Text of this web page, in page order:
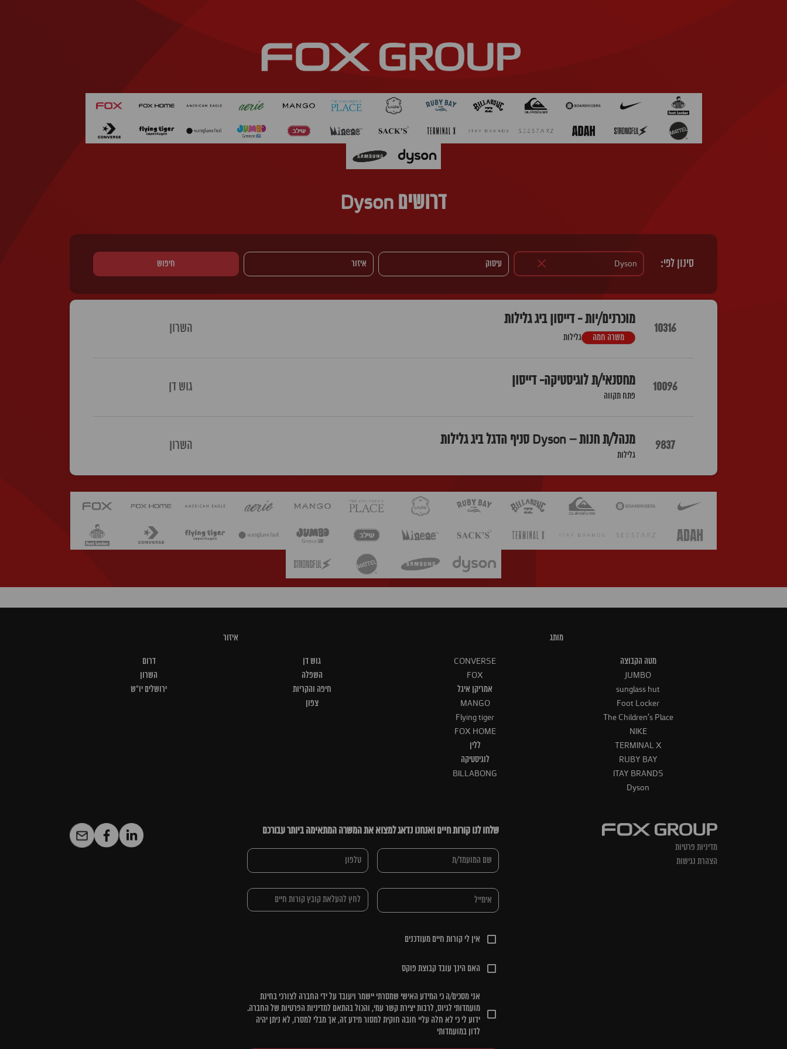
דרושים Dyson
סינון לפי: חיפוש
10316
מוכרנים/יות - דייסון ביג גלילות
גלילות משרה חמה
השרון
10096 מחסנאי/ת לוגיסטיקה- דייסון
פתח תקווה
גוש דן
9837 מנהל/ת חנות – Dyson סניף הדגל ביג גלילות
גלילות
השרון
מותג
מטה הקבוצה
CONVERSE
JUMBO
FOX
sunglass hut
אמריקן איגל
Foot Locker
MANGO
The Children's Place
Flying tiger
NIKE
FOX HOME
TERMINAL X
ללין
RUBY BAY
לוגיסטיקה
ITAY BRANDS
BILLABONG
Dyson
איזור
גוש דן
דרום
השפלה
השרון
חיפה והקריות
ירושלים יו"ש
צפון
מדיניות פרטיות
הצהרת נגישות
שלחו לנו קורות חיים ואנחנו נדאג למצוא את המשרה המתאימה ביותר עבורכם
לחץ להעלאת קובץ קורות חיים
אין לי קורות חיים מעודכנים
האם הינך עובד קבוצת פוקס
אני מסכים/ה כי המידע האישי שמסרתי יישמר ויעובד על ידי החברה לצורכי בחינת
מועמדותי לגיוס, לרבות יצירת קשר עמי, והכול בהתאם למדיניות הפרטיות של החברה.
ידוע לי כי לא חלה עליי חובה חוקית למסור מידע זה, אך מבלי למסרו, לא ניתן יהיה
לדון במועמדותי